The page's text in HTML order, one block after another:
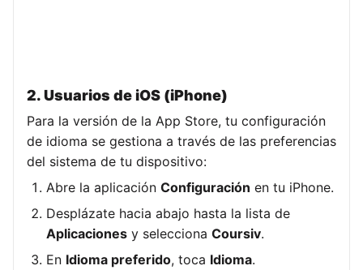
2. Usuarios de iOS (iPhone)
Para la versión de la App Store, tu configuración
de idioma se gestiona a través de las preferencias
del sistema de tu dispositivo:
Abre la aplicación Configuración en tu iPhone.
Desplázate hacia abajo hasta la lista de
Aplicaciones y selecciona Coursiv.
En Idioma preferido, toca Idioma.